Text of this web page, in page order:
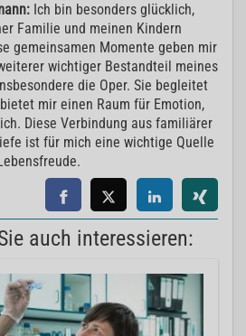
Ich bin besonders glücklich,
Familie und meinen Kindern
gemeinsamen Momente geben mir
wichtiger Bestandteil meines
die Oper. Sie begleitet
mir einen Raum für Emotion,
Diese Verbindung aus familiärer
ist für mich eine wichtige Quelle
auch interessieren: